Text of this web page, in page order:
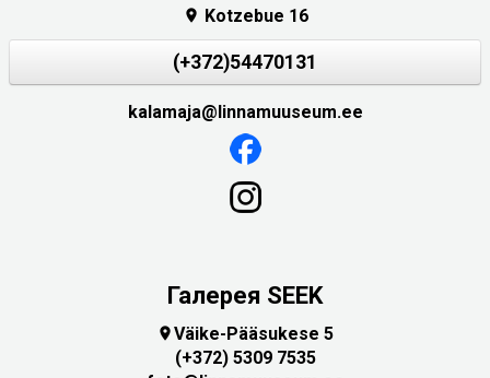
 Kotzebue 16
(+372)54470131
kalamaja@linnamuuseum.ee
Галерея SEEK
Väike-Pääsukese 5
(+372) 5309 7535